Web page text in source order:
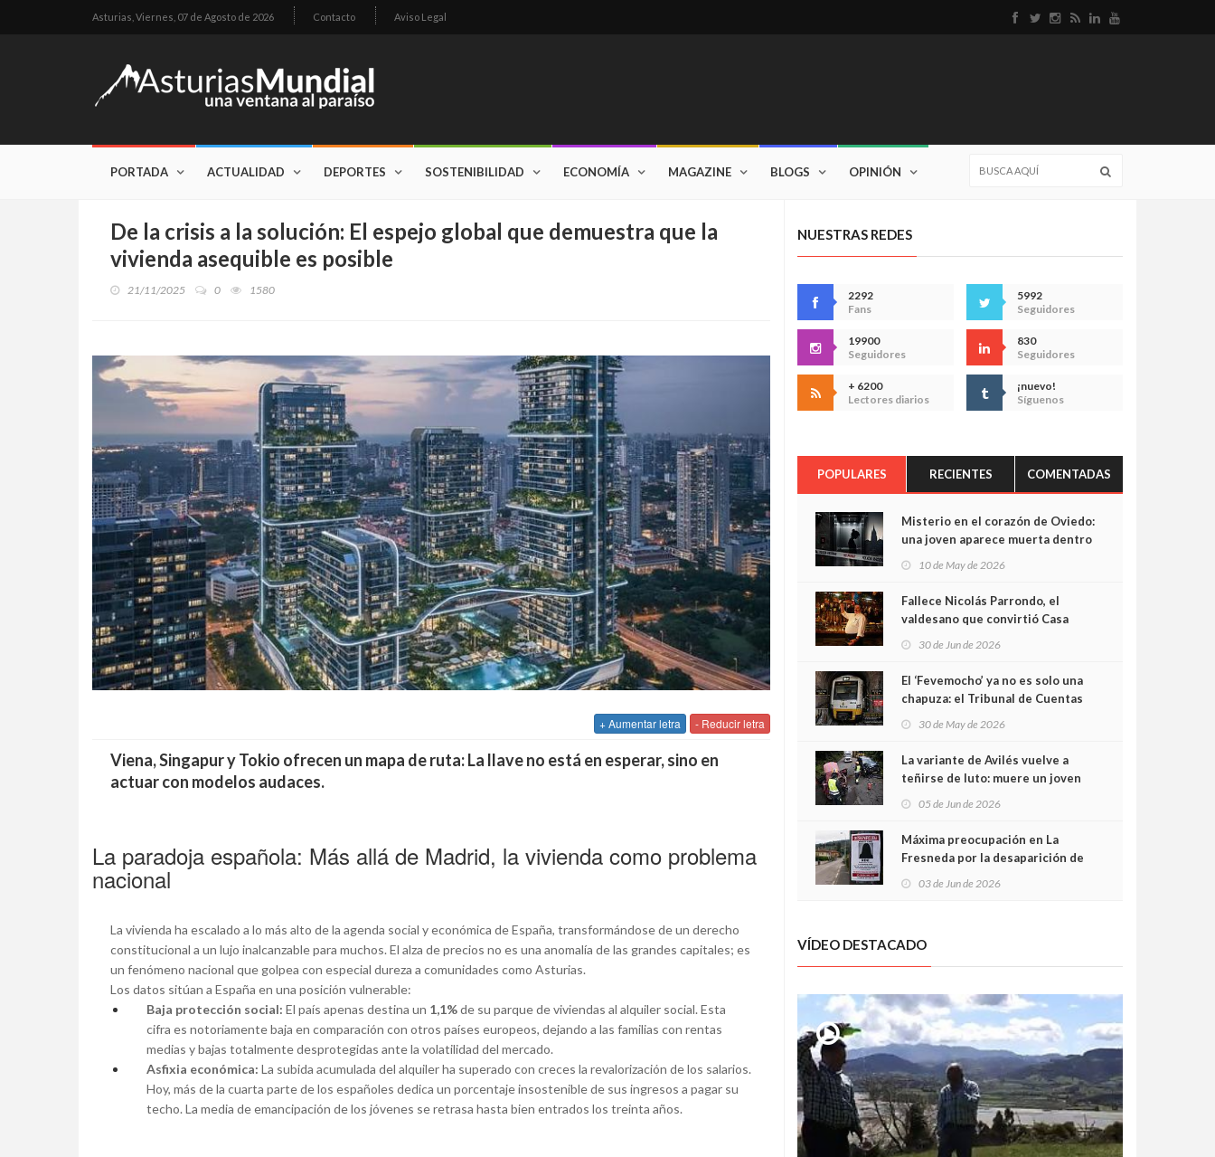
Asturias, Viernes, 07 de Agosto de 2026 Contacto Aviso Legal
PORTADA ACTUALIDAD DEPORTES SOSTENIBILIDAD ECONOMÍA MAGAZINE BLOGS OPINIÓN
De la crisis a la solución: El espejo global que demuestra que la
vivienda asequible es posible
21/11/2025 0 1580
+ Aumentar letra - Reducir letra
Viena, Singapur y Tokio ofrecen un mapa de ruta: La llave no está en esperar, sino en
actuar con modelos audaces.
La paradoja española: Más allá de Madrid, la vivienda como problema
nacional
La vivienda ha escalado a lo más alto de la agenda social y económica de España, transformándose de un derecho
constitucional a un lujo inalcanzable para muchos. El alza de precios no es una anomalía de las grandes capitales; es
un fenómeno nacional que golpea con especial dureza a comunidades como Asturias.
Los datos sitúan a España en una posición vulnerable:
Baja protección social: El país apenas destina un 1,1%de su parque de viviendas al alquiler social. Esta
cifra es notoriamente baja en comparación con otros países europeos, dejando a las familias con rentas
medias y bajas totalmente desprotegidas ante la volatilidad del mercado.
Asfixia económica: La subida acumulada del alquiler ha superado con creces la revalorización de los salarios.
Hoy, más de la cuarta parte de los españoles dedica un porcentaje insostenible de sus ingresos a pagar su
techo. La media de emancipación de los jóvenes se retrasa hasta bien entrados los treinta años.
NUESTRAS REDES
2292
Fans
5992
Seguidores
19900
Seguidores
830
Seguidores
+ 6200
Lectores diarios
¡nuevo!
Síguenos
POPULARES RECIENTES COMENTADAS
Misterio en el corazón de Oviedo:
una joven aparece muerta dentro
cámaras captan sus últimos
minutos
10 de May de 2026
Fallece Nicolás Parrondo, el
valdesano que convirtió Casa
30 de Jun de 2026
El ‘Fevemocho’ ya no es solo una
chapuza: el Tribunal de Cuentas
sobrecoste de los trenes que no
cabían por los túneles
30 de May de 2026
La variante de Avilés vuelve a
teñirse de luto: muere un joven
05 de Jun de 2026
Máxima preocupación en La
Fresneda por la desaparición de
03 de Jun de 2026
VÍDEO DESTACADO